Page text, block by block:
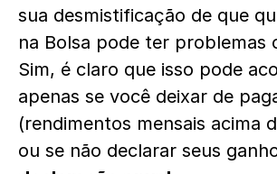
sua desmistificação de que
na Bolsa pode ter problemas
Sim, é claro que isso pode
apenas se você deixar de
(rendimentos mensais acima
ou se não declarar seus